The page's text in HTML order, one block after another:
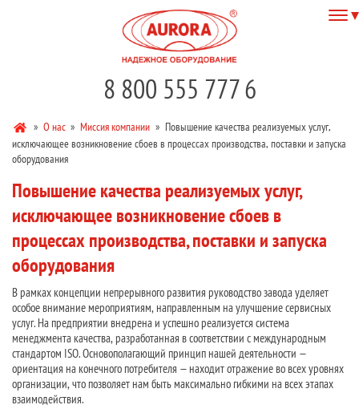
8 800 555 777 6
» О нас » Миссия компании » Повышение качества реализуемых услуг,
исключающее возникновение сбоев в процессах производства, поставки и запуска
оборудования
Повышение качества реализуемых услуг,
исключающее возникновение сбоев в
процессах производства, поставки и запуска
оборудования
В рамках концепции непрерывного развития руководство завода уделяет
особое внимание мероприятиям, направленным на улучшение сервисных
услуг. На предприятии внедрена и успешно реализуется система
менеджмента качества, разработанная в соответствии с международным
стандартом ISO. Основополагающий принцип нашей деятельности —
ориентация на конечного потребителя — находит отражение во всех уровнях
организации, что позволяет нам быть максимально гибкими на всех этапах
взаимодействия.